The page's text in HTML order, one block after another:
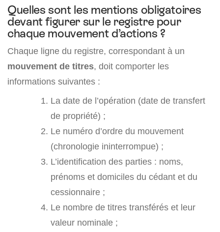
Quelles sont les mentions obligatoires
devant figurer sur le registre pour
chaque mouvement d’actions ?
Chaque ligne du registre, correspondant à un
mouvement de titres, doit comporter les
informations suivantes :
La date de l’opération (date de transfert
de propriété) ;
Le numéro d’ordre du mouvement
(chronologie ininterrompue) ;
L’identification des parties : noms,
prénoms et domiciles du cédant et du
cessionnaire ;
Le nombre de titres transférés et leur
valeur nominale ;